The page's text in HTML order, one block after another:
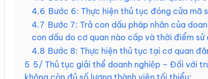
4.6 Bước 6: Thực hiện thủ tục đóng cửa mã
4.7 Bước 7: Trả con dấu pháp nhân của
con dấu do cơ quan nào cấp và thời điểm sử
4.8 Bước 8: Thực hiện thủ tục tại cơ quan
5 5/ Thủ tục giải thể doanh nghiệp – Đối với
không còn đủ số lượng thành viên tối thiểu: